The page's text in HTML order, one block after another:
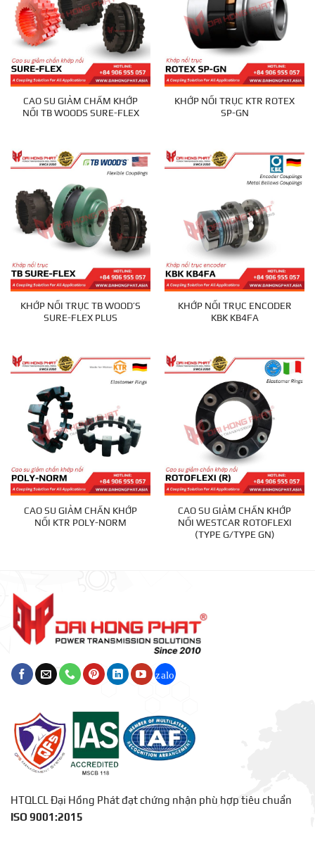
CAO SU GIẢM CHẤM KHỚP
NỐI TB WOODS SURE-FLEX
KHỚP NỐI TRỤC KTR ROTEX
SP-GN
KHỚP NỐI TRỤC TB WOOD’S
SURE-FLEX PLUS
KHỚP NỐI TRỤC ENCODER
KBK KB4FA
CAO SU GIẢM CHẤN KHỚP
NỐI KTR POLY-NORM
CAO SU GIẢM CHẤN KHỚP
NỐI WESTCAR ROTOFLEXI
(TYPE G/TYPE GN)
HTQLCL Đại Hồng Phát đạt chứng nhận phù hợp tiêu chuẩn
ISO 9001:2015